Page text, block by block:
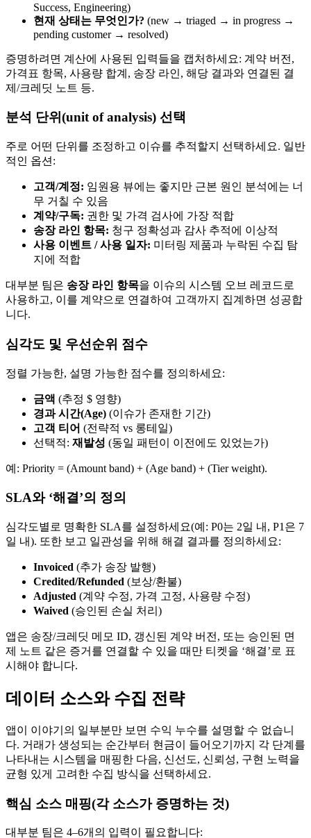
Success, Engineering)
현재 상태는 무엇인가? (new → triaged → in progress →
pending customer → resolved)
증명하려면 계산에 사용된 입력들을 캡처하세요: 계약 버전,
가격표 항목, 사용량 합계, 송장 라인, 해당 결과와 연결된 결
제/크레딧 노트 등.
분석 단위(unit of analysis) 선택
주로 어떤 단위를 조정하고 이슈를 추적할지 선택하세요. 일반
적인 옵션:
고객/계정: 임원용 뷰에는 좋지만 근본 원인 분석에는 너
무 거칠 수 있음
계약/구독: 권한 및 가격 검사에 가장 적합
송장 라인 항목: 청구 정확성과 감사 추적에 이상적
사용 이벤트 / 사용 일자: 미터링 제품과 누락된 수집 탐
지에 적합
대부분 팀은 송장 라인 항목을 이슈의 시스템 오브 레코드로
사용하고, 이를 계약으로 연결하여 고객까지 집계하면 성공합
니다.
심각도 및 우선순위 점수
정렬 가능한, 설명 가능한 점수를 정의하세요:
금액 (추정 $ 영향)
경과 시간(Age) (이슈가 존재한 기간)
고객 티어 (전략적 vs 롱테일)
선택적: 재발성 (동일 패턴이 이전에도 있었는가)
예: Priority = (Amount band) + (Age band) + (Tier weight).
SLA와 ‘해결’의 정의
심각도별로 명확한 SLA를 설정하세요(예: P0는 2일 내, P1은 7
일 내). 또한 보고 일관성을 위해 해결 결과를 정의하세요:
Invoiced (추가 송장 발행)
Credited/Refunded (보상/환불)
Adjusted (계약 수정, 가격 고정, 사용량 수정)
Waived (승인된 손실 처리)
앱은 송장/크레딧 메모 ID, 갱신된 계약 버전, 또는 승인된 면
제 노트 같은 증거를 연결할 수 있을 때만 티켓을 ‘해결’로 표
시해야 합니다.
데이터 소스와 수집 전략
앱이 이야기의 일부분만 보면 수익 누수를 설명할 수 없습니
다. 거래가 생성되는 순간부터 현금이 들어오기까지 각 단계를
나타내는 시스템을 매핑한 다음, 신선도, 신뢰성, 구현 노력을
균형 있게 고려한 수집 방식을 선택하세요.
핵심 소스 매핑(각 소스가 증명하는 것)
대부분 팀은 4–6개의 입력이 필요합니다: